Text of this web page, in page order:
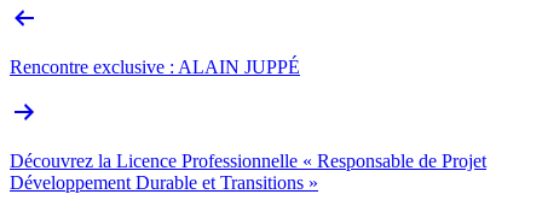
Rencontre exclusive : ALAIN JUPPÉ
Découvrez la Licence Professionnelle « Responsable de Projet
Développement Durable et Transitions »